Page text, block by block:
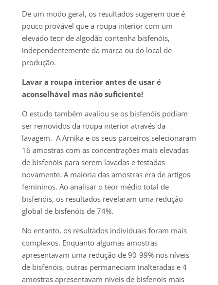
De um modo geral, os resultados sugerem que é
pouco provável que a roupa interior com um
elevado teor de algodão contenha bisfenóis,
independentemente da marca ou do local de
produção.
Lavar a roupa interior antes de usar é
aconselhável mas não suficiente!
O estudo também avaliou se os bisfenóis podiam
ser removidos da roupa interior através da
lavagem. A Arnika e os seus parceiros selecionaram
16 amostras com as concentrações mais elevadas
de bisfenóis para serem lavadas e testadas
novamente. A maioria das amostras era de artigos
femininos. Ao analisar o teor médio total de
bisfenóis, os resultados revelaram uma redução
global de bisfenóis de 74%.
No entanto, os resultados individuais foram mais
complexos. Enquanto algumas amostras
apresentavam uma redução de 90-99% nos níveis
de bisfenóis, outras permaneciam inalteradas e 4
amostras apresentavam níveis de bisfenóis mais